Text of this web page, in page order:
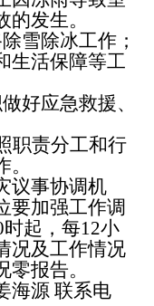
发生。
雪除冰工作；
生活保障等工
应急救援、
责分工和行
事协调机
要加强工作调
起，每12小
况及工作情况
报告。
源 联系电